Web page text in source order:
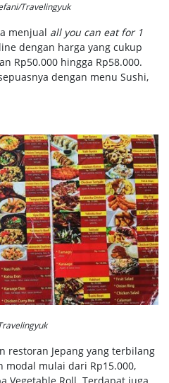
Travelingyuk
menjual all you can eat for 1
dengan harga yang cukup
Rp50.000 hingga Rp58.000.
dengan menu Sushi,
restoran Jepang yang terbilang
modal mulai dari Rp15.000,
Vegetable Roll. Terdapat juga